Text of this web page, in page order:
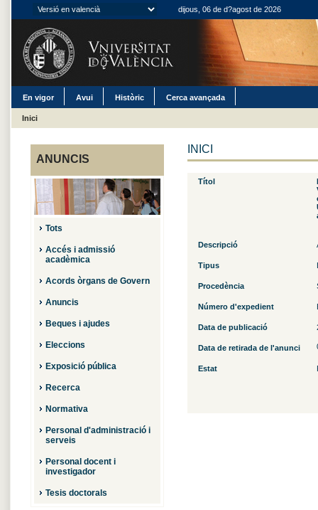
dijous, 06 de d?agost de 2026
En vigor Avui Històric Cerca avançada
Inici
ANUNCIS
Tots
Accés i admissió
acadèmica
Acords òrgans de Govern
Anuncis
Beques i ajudes
Eleccions
Exposició pública
Recerca
Normativa
Personal d'administració i
serveis
Personal docent i
investigador
Tesis doctorals
INICI
Títol
Descripció
Tipus
Procedència
Número d'expedient
Data de publicació
Data de retirada de l'anunci
Estat